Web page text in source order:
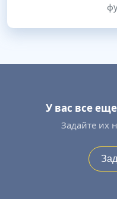
У вас все
Задайте их